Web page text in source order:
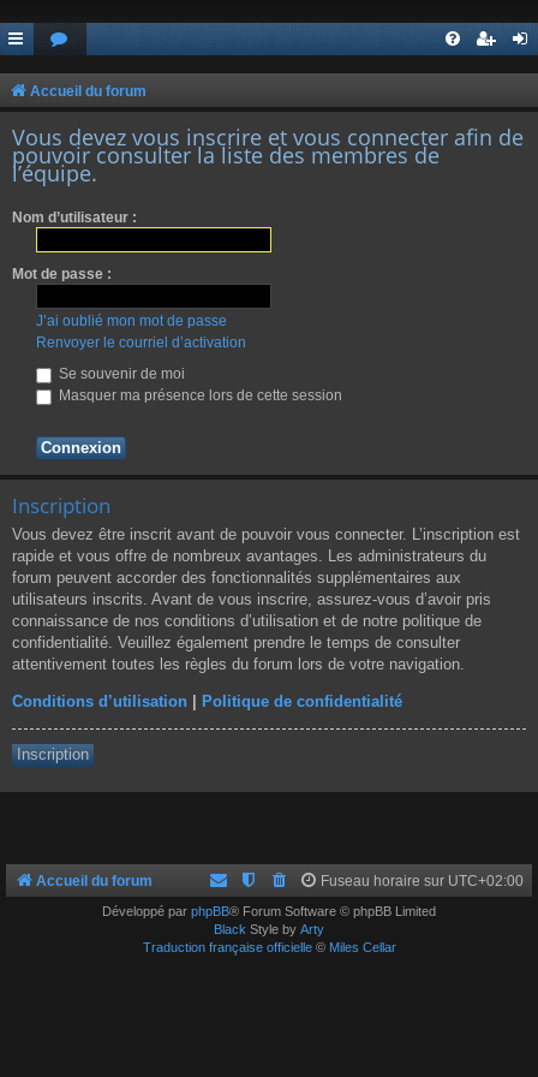
Accueil du forum
Vous devez vous inscrire et vous connecter afin de
pouvoir consulter la liste des membres de
l’équipe.
Nom d’utilisateur :
Mot de passe :
J’ai oublié mon mot de passe
Renvoyer le courriel d’activation
Se souvenir de moi
Masquer ma présence lors de cette session
Inscription
Vous devez être inscrit avant de pouvoir vous connecter. L’inscription est
rapide et vous offre de nombreux avantages. Les administrateurs du
forum peuvent accorder des fonctionnalités supplémentaires aux
utilisateurs inscrits. Avant de vous inscrire, assurez-vous d’avoir pris
connaissance de nos conditions d’utilisation et de notre politique de
confidentialité. Veuillez également prendre le temps de consulter
attentivement toutes les règles du forum lors de votre navigation.
Conditions d’utilisation Politique de confidentialité
Inscription
Accueil du forum Fuseau horaire sur UTC+02:00
Développé par phpBB® Forum Software © phpBB Limited
Black Style by Arty
Traduction française officielle© Miles Cellar